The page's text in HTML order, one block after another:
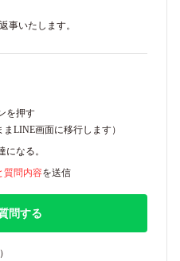
事いたします。
を押す
LINE画面に移行します）
なる。
質問内容を送信
問する